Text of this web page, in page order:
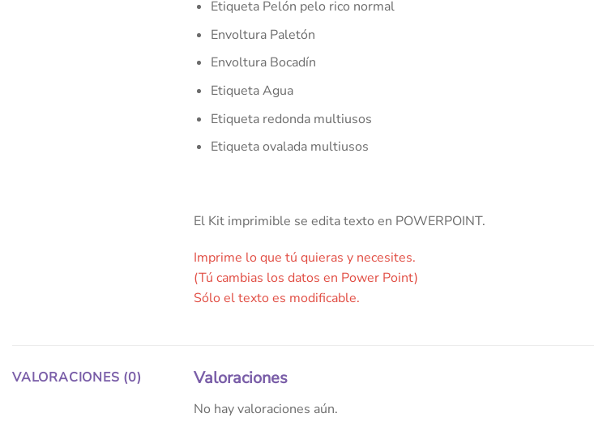
Etiqueta Pelón pelo rico normal
Envoltura Paletón
Envoltura Bocadín
Etiqueta Agua
Etiqueta redonda multiusos
Etiqueta ovalada multiusos
El Kit imprimible se edita texto en POWERPOINT.
Imprime lo que tú quieras y necesites.
(Tú cambias los datos en Power Point)
Sólo el texto es modificable.
VALORACIONES (0) Valoraciones
No hay valoraciones aún.